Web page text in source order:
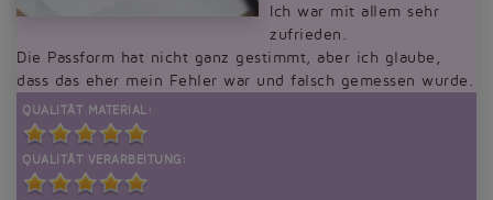
Ich war mit allem sehr
zufrieden.
Die Passform hat nicht ganz gestimmt, aber ich glaube,
dass das eher mein Fehler war und falsch gemessen wurde.
QUALITÄT MATERIAL:
QUALITÄT VERARBEITUNG: